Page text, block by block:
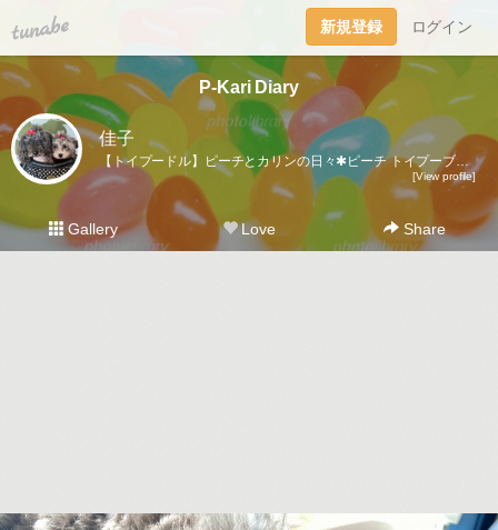
tuna.be 新規登録 ログイン
P-Kari Diary
佳子
【トイプードル】ピーチとカリンの日々✱ピーチ トイプーブラック🐩♀ 🎂2008.1.18 ⚖️3.7kgカリン トイプーシルバー🐩♀ 🎂2022.5.11 ⚖️2.6kg
[View profile]
Gallery Love Share